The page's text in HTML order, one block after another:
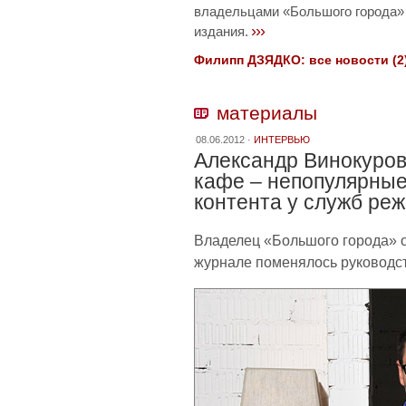
владельцами «Большого
издания. ›››
Филипп ДЗЯДКО: все новости
материалы
08.06.2012 · ИНТЕРВЬЮ
Александр
кафе –
контента у служб
Владелец «Большого
журнале поменялось